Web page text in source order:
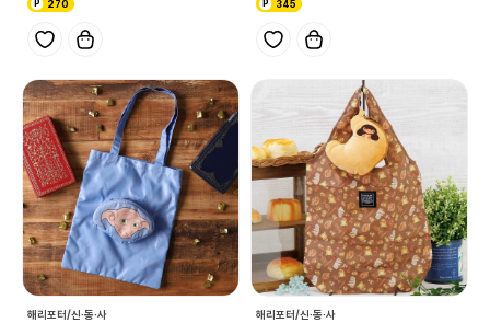
270 345
해리포터/신·동·사 해리포터/신·동·사